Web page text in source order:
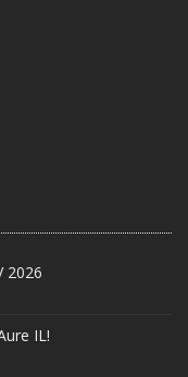
2026
IL!